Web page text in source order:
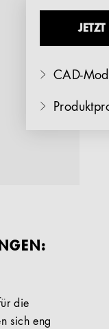
CAD-
die
sich eng